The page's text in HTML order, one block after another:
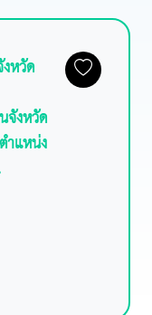
หวัด
จังหวัด
แหน่ง